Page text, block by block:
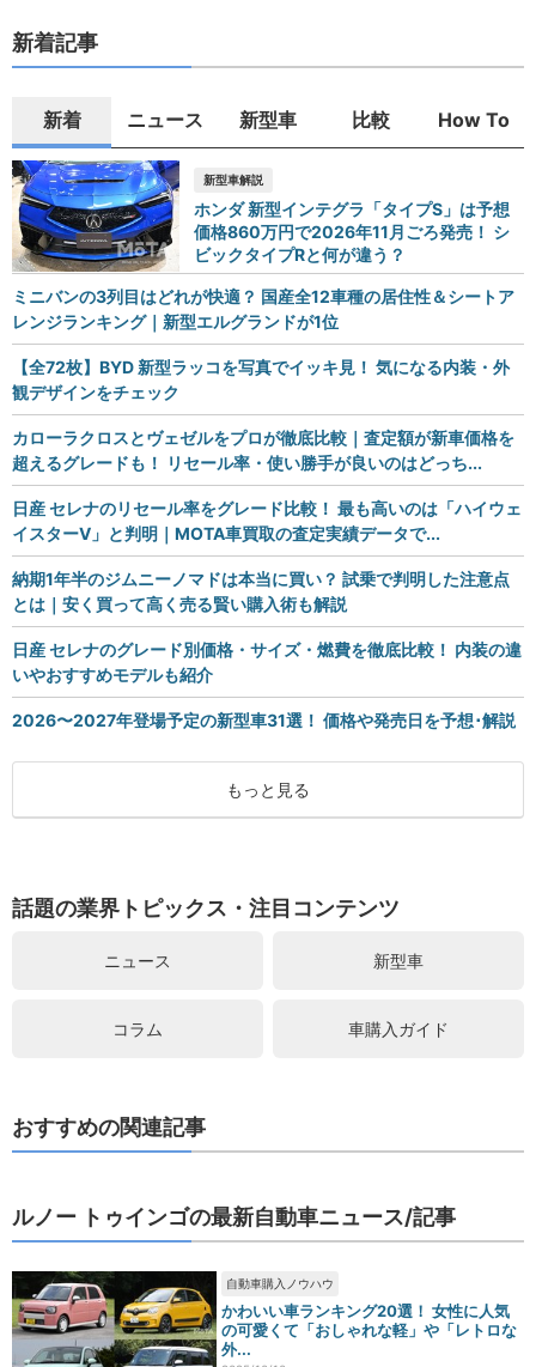
新着記事
新着 ニュース 新型車 比較 How To
新型車解説
ホンダ 新型インテグラ「タイプS」は予想
価格860万円で2026年11月ごろ発売！ シ
ビックタイプRと何が違う？
ミニバンの3列目はどれが快適？ 国産全12車種の居住性＆シートア
レンジランキング｜新型エルグランドが1位
【全72枚】BYD 新型ラッコを写真でイッキ見！ 気になる内装・外
観デザインをチェック
カローラクロスとヴェゼルをプロが徹底比較｜査定額が新車価格を
超えるグレードも！ リセール率・使い勝手が良いのはどっち...
日産 セレナのリセール率をグレード比較！ 最も高いのは「ハイウェ
イスターV」と判明｜MOTA車買取の査定実績データで...
納期1年半のジムニーノマドは本当に買い？ 試乗で判明した注意点
とは｜安く買って高く売る賢い購入術も解説
日産 セレナのグレード別価格・サイズ・燃費を徹底比較！ 内装の違
いやおすすめモデルも紹介
2026〜2027年登場予定の新型車31選！ 価格や発売日を予想･解説
もっと見る
話題の業界トピックス・注目コンテンツ
ニュース 新型車
コラム 車購入ガイド
おすすめの関連記事
ルノー トゥインゴの最新自動車ニュース/記事
自動車購入ノウハウ
かわいい車ランキング20選！ 女性に人気
の可愛くて「おしゃれな軽」や「レトロな
外...